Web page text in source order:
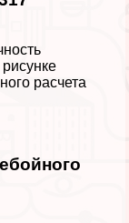
расчета